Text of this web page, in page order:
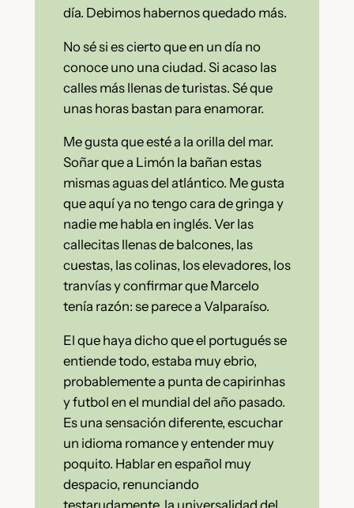
día. Debimos habernos quedado más.
No sé si es cierto que en un día no
conoce uno una ciudad. Si acaso las
calles más llenas de turistas. Sé que
unas horas bastan para enamorar.
Me gusta que esté a la orilla del mar.
Soñar que a Limón la bañan estas
mismas aguas del atlántico. Me gusta
que aquí ya no tengo cara de gringa y
nadie me habla en inglés. Ver las
callecitas llenas de balcones, las
cuestas, las colinas, los elevadores, los
tranvías y confirmar que Marcelo
tenía razón: se parece a Valparaíso.
El que haya dicho que el portugués se
entiende todo, estaba muy ebrio,
probablemente a punta de capirinhas
y futbol en el mundial del año pasado.
Es una sensación diferente, escuchar
un idioma romance y entender muy
poquito. Hablar en español muy
despacio, renunciando